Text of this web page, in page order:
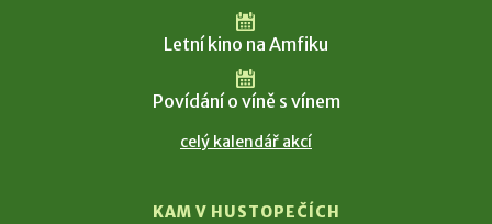
Letní kino na Amfiku
Povídání o víně s vínem
celý kalendář akcí
KAM V HUSTOPEČÍCH